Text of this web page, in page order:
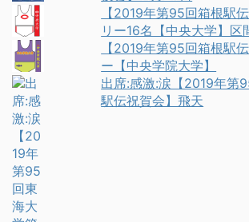
【2019年第95回箱根駅
リー16名【中央大学】区
【2019年第95回箱根駅
ー【中央学院大学】
出席:感激:涙【2019年第
駅伝祝賀会】飛天